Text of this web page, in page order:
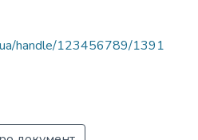
handle/123456789/1391